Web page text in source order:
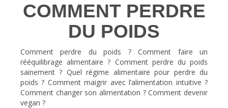
COMMENT PERDRE
DU POIDS
Comment perdre du poids ? Comment faire un
rééquilibrage alimentaire ? Comment perdre du poids
sainement ? Quel régime alimentaire pour perdre du
poids ? Comment maigrir avec l’alimentation intuitive ?
Comment changer son alimentation ? Comment devenir
vegan ?